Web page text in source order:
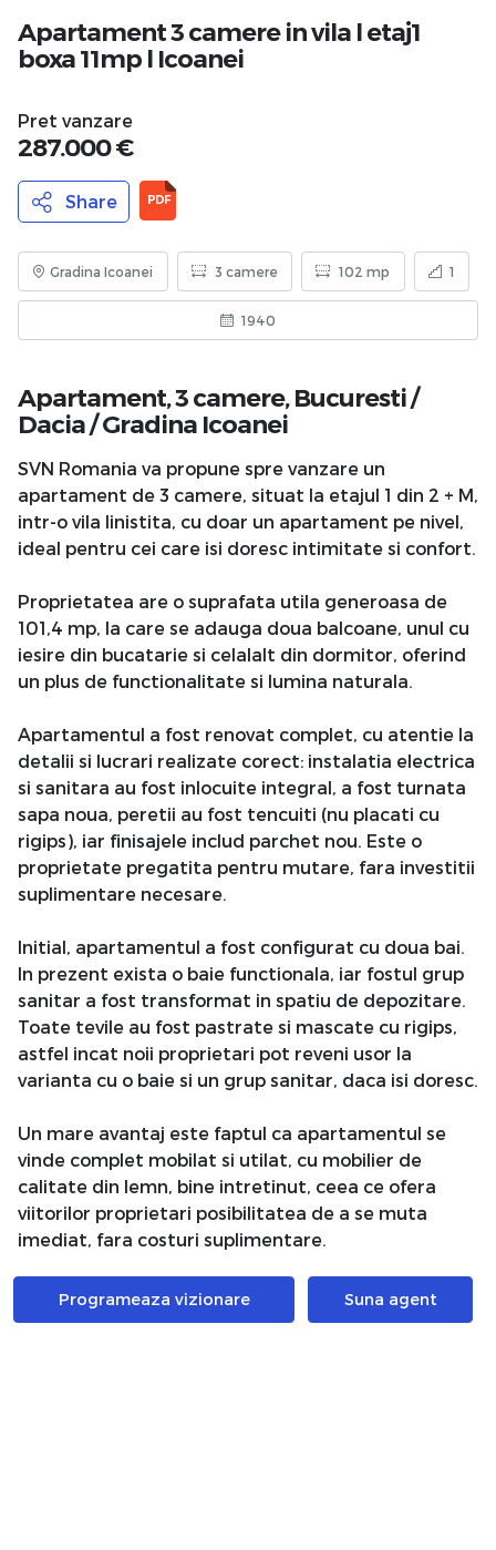
Apartament 3 camere in vila l etaj1
boxa 11mp l Icoanei
Pret vanzare
287.000 €
Share PDF
Gradina Icoanei 3 camere 102 mp 1
1940
Apartament, 3 camere,Bucuresti/
Dacia/Gradina Icoanei
SVN Romania va propune spre vanzare un
apartament de 3 camere, situat la etajul 1 din 2 + M,
intr-o vila linistita, cu doar un apartament pe nivel,
ideal pentru cei care isi doresc intimitate si confort.
Proprietatea are o suprafata utila generoasa de
101,4 mp, la care se adauga doua balcoane, unul cu
iesire din bucatarie si celalalt din dormitor, oferind
un plus de functionalitate si lumina naturala.
Apartamentul a fost renovat complet, cu atentie la
detalii si lucrari realizate corect: instalatia electrica
si sanitara au fost inlocuite integral, a fost turnata
sapa noua, peretii au fost tencuiti (nu placati cu
rigips), iar finisajele includ parchet nou. Este o
proprietate pregatita pentru mutare, fara investitii
suplimentare necesare.
Initial, apartamentul a fost configurat cu doua bai.
In prezent exista o baie functionala, iar fostul grup
sanitar a fost transformat in spatiu de depozitare.
Toate tevile au fost pastrate si mascate cu rigips,
astfel incat noii proprietari pot reveni usor la
varianta cu o baie si un grup sanitar, daca isi doresc.
Un mare avantaj este faptul ca apartamentul se
vinde complet mobilat si utilat, cu mobilier de
calitate din lemn, bine intretinut, ceea ce ofera
viitorilor proprietari posibilitatea de a se muta
imediat, fara costuri suplimentare.
Vila este foarte bine intretinuta, cu o scara curata
si ingrijita. Nu exista asociatie de proprietari
Programeaza vizionare Suna agent